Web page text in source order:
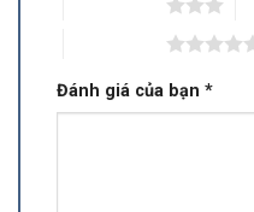
Đánh giá của bạn *